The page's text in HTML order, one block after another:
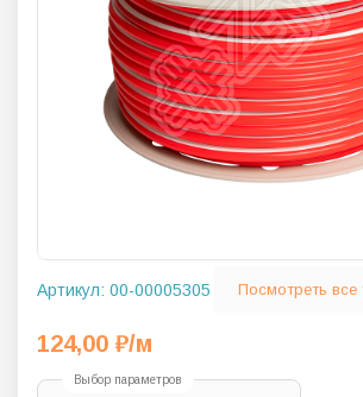
Артикул: 00-00005305 Посмотреть все
124,00 ₽/м
Выбор параметров